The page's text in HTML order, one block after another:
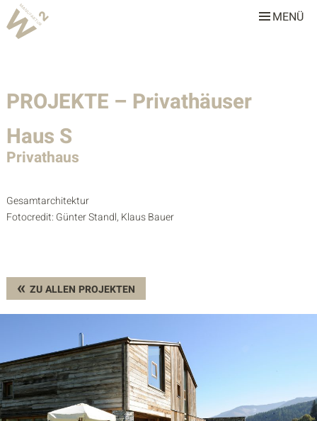
MENÜ
Leistungen
Team
Stellenangebote
Projekte
Alle
Gewerbe & Sonderbauten
Wohnbau
Innenarchitektur
Außenanlagen
PROJEKTE – Privathäuser
Haus S
Privathaus
Gesamtarchitektur
Fotocredit: Günter Standl, Klaus Bauer
ZU ALLEN PROJEKTEN